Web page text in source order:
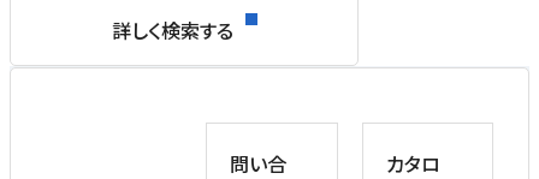
詳しく検索する
問い合
カタロ